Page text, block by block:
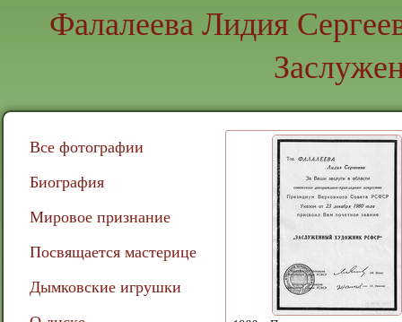
Фалалеева Лидия
Все фотографии
Биография
Мировое признание
Посвящается мастерице
Дымковские игрушки